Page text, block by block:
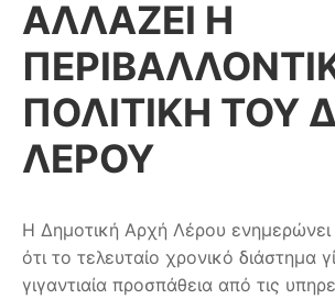
ΑΛΛΑΖΕΙ Η
ΠΟΛΙΤΙΚΗ ΤΟΥ
ΛΕΡΟΥ
Η Δημοτική Αρχή Λέρου ενημερώνει
ότι το τελευταίο χρονικό διάστημα
γιγαντιαία προσπάθεια από τις